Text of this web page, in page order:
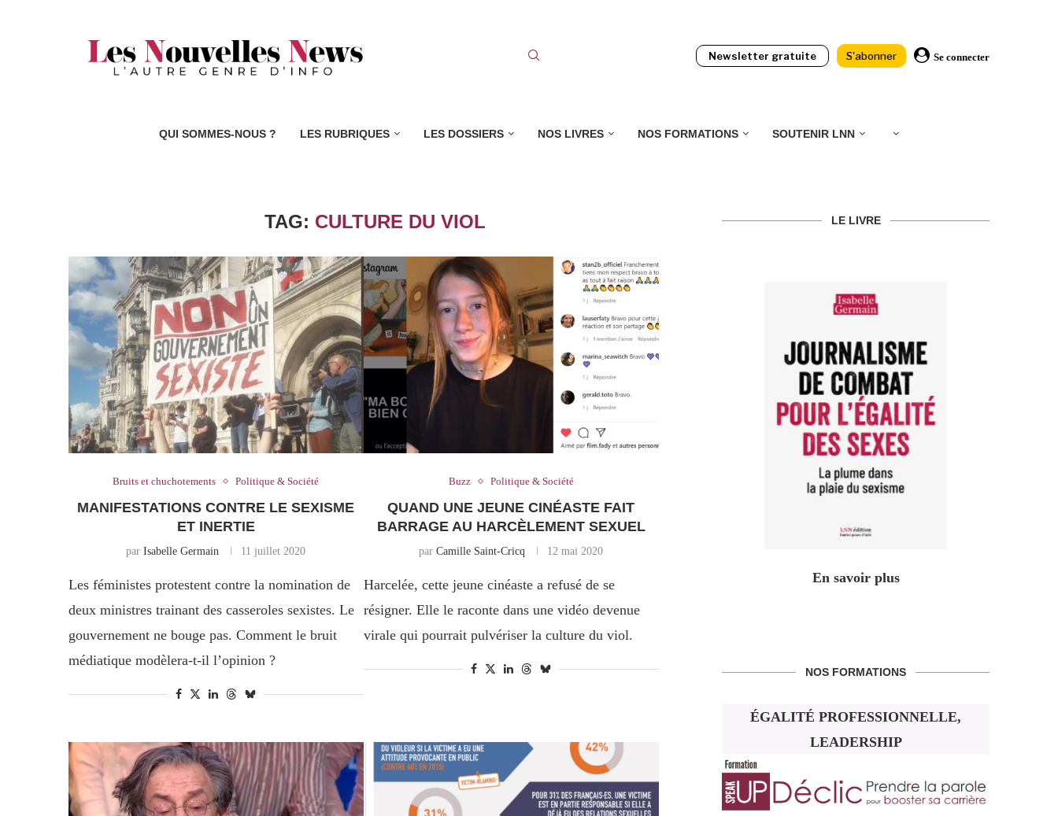
Newsletter gratuite S'abonner Se connecter
QUI SOMMES-NOUS ? LES RUBRIQUES LES DOSSIERS NOS LIVRES NOS FORMATIONS SOUTENIR LNN
TAG: CULTURE DU VIOL
Bruits et chuchotements Politique & Société
MANIFESTATIONS CONTRE LE SEXISME
ET INERTIE
parIsabelle Germain 11 juillet 2020
Les féministes protestent contre la nomination de
deux ministres trainant des casseroles sexistes. Le
gouvernement ne bouge pas. Comment le bruit
médiatique modèlera-t-il l’opinion ?
Buzz Politique & Société
QUAND UNE JEUNE CINÉASTE FAIT
BARRAGE AU HARCÈLEMENT SEXUEL
parCamille Saint-Cricq 12 mai 2020
Harcelée, cette jeune cinéaste a refusé de se
résigner. Elle le raconte dans une vidéo devenue
virale qui pourrait pulvériser la culture du viol.
LE LIVRE
En savoir plus
NOS FORMATIONS
ÉGALITÉ PROFESSIONNELLE,
LEADERSHIP